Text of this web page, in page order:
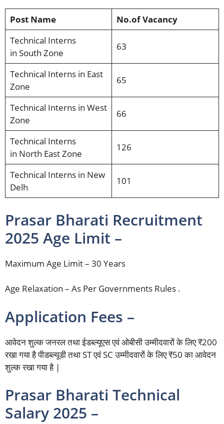
Post Name
No.of Vacancy
Technical Interns
in South Zone
63
Technical Interns in East
Zone
65
Technical Interns in West
Zone
66
Technical Interns
in North East Zone
126
Technical Interns in New
Delh
101
Prasar Bharati Recruitment
2025 Age Limit –
Maximum Age Limit – 30 Years
Age Relaxation – As Per Governments Rules .
Application Fees –
आवेदन शुल्क जनरल तथा ईडब्ल्यूएस एवं ओबीसी उम्मीदवारों के लिए ₹200
रखा गया है पीडब्ल्यूडी तथा ST एवं SC उम्मीदवारों के लिए ₹50 का आवेदन
शुल्क रखा गया है |
Prasar Bharati Technical
Salary 2025 –